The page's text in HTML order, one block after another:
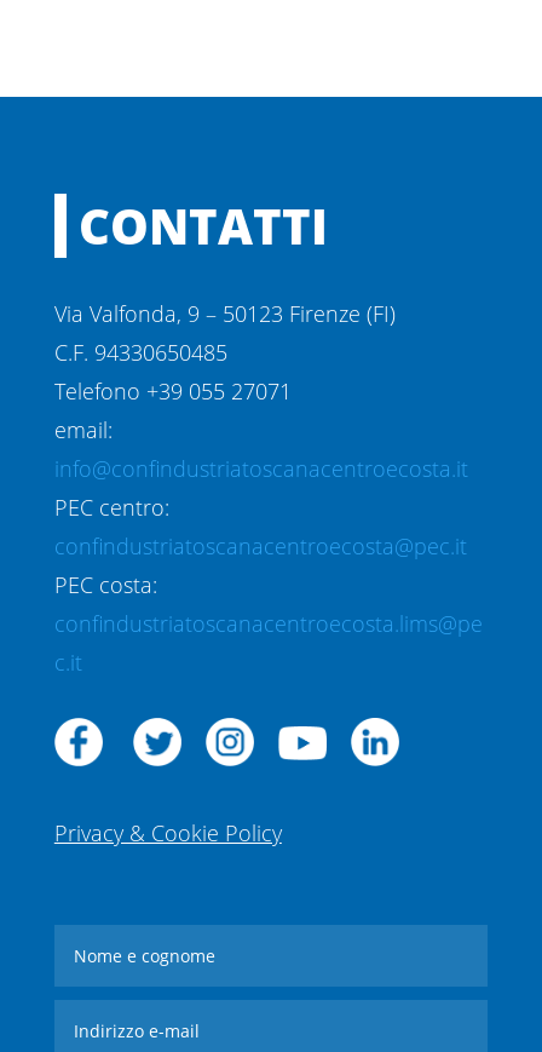
CONTATTI
Via Valfonda, 9 – 50123 Firenze (FI)
C.F. 94330650485
Telefono +39 055 27071
email:
info@confindustriatoscanacentroecosta.it
PEC centro:
confindustriatoscanacentroecosta@pec.it
PEC costa:
confindustriatoscanacentroecosta.lims@pe
c.it
Privacy & Cookie Policy